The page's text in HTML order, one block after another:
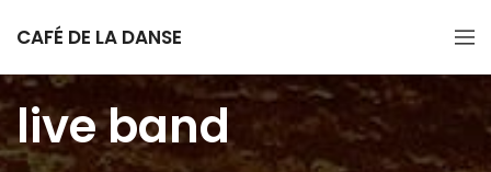
CAFÉ DE LA DANSE
live band